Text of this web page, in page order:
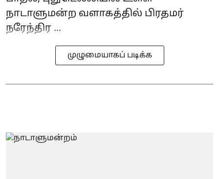
நாடாளுமன்ற வளாகத்தில் பிரதமர்
நரேந்திர ...
முழுமையாகப் படிக்க